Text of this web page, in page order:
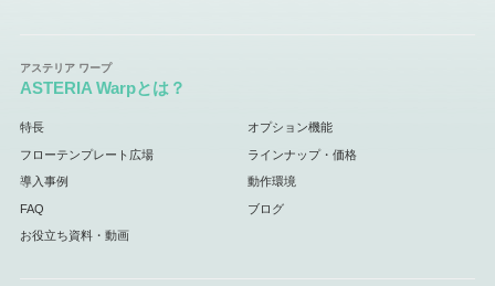
ASTERIA Warpとは？
特長 オプション機能
フローテンプレート広場 ラインナップ・価格
導入事例 動作環境
FAQ ブログ
お役立ち資料・動画